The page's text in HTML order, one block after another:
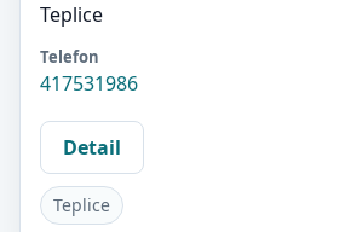
Teplice
Telefon
417531986
Detail
Teplice